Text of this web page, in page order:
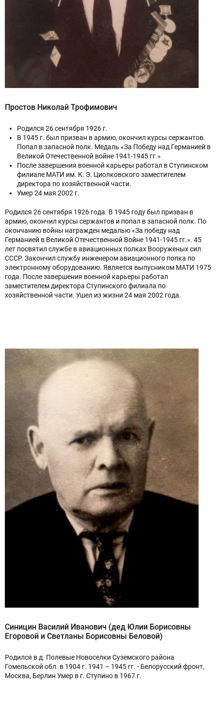
Простов Николай Трофимович
Родился 26 сентября 1926 г.
В 1945 г. был призван в армию, окончил курсы сержантов.
Попал в запасной полк. Медаль «За Победу над Германией в
Великой Отечественной войне 1941-1945 гг.»
После завершения военной карьеры работал в Ступинском
филиале МАТИ им. К. Э. Циолковского заместителем
директора по хозяйственной части.
Умер 24 мая 2002 г.
Родился 26 сентября 1926 года. В 1945 году был призван в
армию, окончил курсы сержантов и попал в запасной полк. По
окончанию войны награжден медалью «За победу над
Германией в Великой Отечественной Войне 1941-1945 гг.». 45
лет посвятил службе в авиационных полках Вооруженых сил
СССР. Закончил службу инженером авиационного полка по
электронному оборудованию. Является выпусником МАТИ 1975
года. После завершения военной карьеры работал
заместителем директора Ступинского филиала по
хозяйственной части. Ушел из жизни 24 мая 2002 года.
Синицин Василий Иванович (дед Юлии Борисовны
Егоровой и Светланы Борисовны Беловой)
Родился в д. Полевые Новоселки Суземского района
Гомельской обл. в 1904 г. 1941 – 1945 гг. - Белорусский фронт,
Москва, Берлин Умер в г. Ступино в 1967 г.